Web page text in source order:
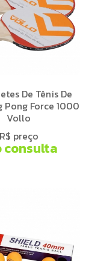
De Tênis De
Pong Force 1000
Vollo
R$ preço
consulta